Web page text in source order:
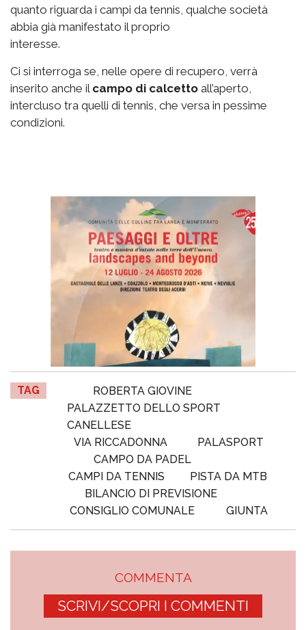
quanto riguarda i campi da tennis, qualche società
abbia già manifestato il proprio
interesse.
Ci si interroga se, nelle opere di recupero, verrà
inserito anche il campo di calcetto all’aperto,
intercluso tra quelli di tennis, che versa in pessime
condizioni.
TAG
ROBERTA GIOVINE
PALAZZETTO DELLO SPORT
CANELLESE
VIA RICCADONNA
PALASPORT
CAMPO DA PADEL
CAMPI DA TENNIS
PISTA DA MTB
BILANCIO DI PREVISIONE
CONSIGLIO COMUNALE
GIUNTA
COMMENTA
SCRIVI/SCOPRI I COMMENTI